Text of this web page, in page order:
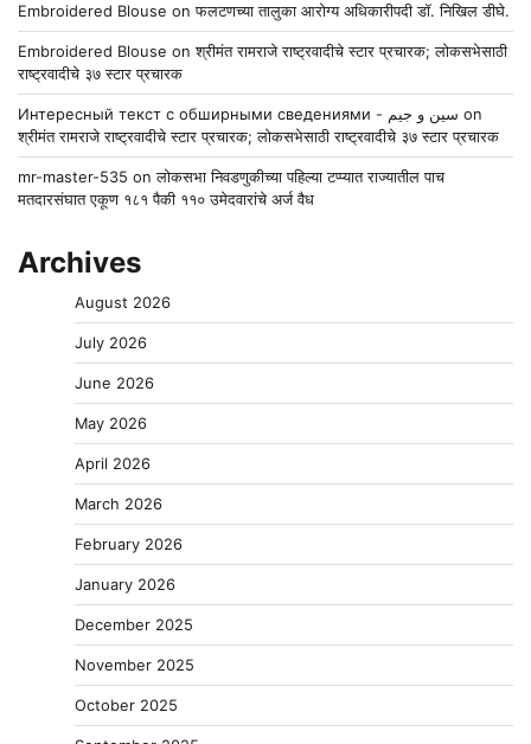
Embroidered Blouse onफलटणच्या तालुका आरोग्य अधिकारीपदी डॉ. निखिल डीघे.
Embroidered Blouse onश्रीमंत रामराजे राष्ट्रवादीचे स्टार प्रचारक; लोकसभेसाठी
राष्ट्रवादीचे ३७ स्टार प्रचारक
Интересный текст с обширными сведениями - سين و جيم on
श्रीमंत रामराजे राष्ट्रवादीचे स्टार प्रचारक; लोकसभेसाठी राष्ट्रवादीचे ३७ स्टार प्रचारक
mr-master-535 onलोकसभा निवडणुकीच्या पहिल्या टप्प्यात राज्यातील पाच
मतदारसंघात एकूण १८१ पैकी ११० उमेदवारांचे अर्ज वैध
Archives
August 2026
July 2026
June 2026
May 2026
April 2026
March 2026
February 2026
January 2026
December 2025
November 2025
October 2025